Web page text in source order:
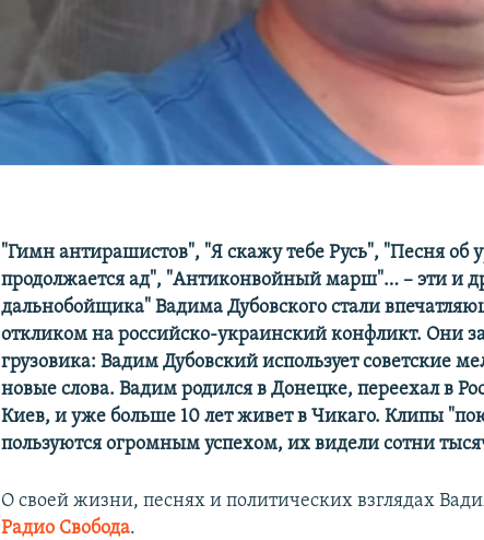
"Гимн антирашистов", "Я скажу тебе Русь", "Песня об
продолжается ад", "Антиконвойный марш"… – эти и
дальнобойщика" Вадима Дубовского стали
откликом на российско-украинский конфликт. Они
грузовика: Вадим Дубовский использует советские
новые слова. Вадим родился в Донецке, переехал в
Киев, и уже больше 10 лет живет в Чикаго. Клипы
пользуются огромным успехом, их видели сотни
О своей жизни, песнях и политических взглядах
Радио Свобода.